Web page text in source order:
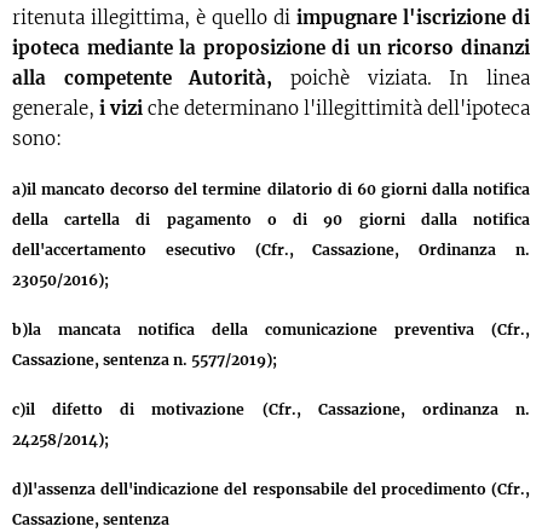
ritenuta illegittima, è quello di impugnare l'iscrizione di
ipoteca mediante la proposizione di un ricorso dinanzi
alla competente Autorità, poichè viziata. In linea
generale, i vizi che determinano l'illegittimità dell'ipoteca
sono:
a)il mancato decorso del termine dilatorio di 60 giorni dalla notifica
della cartella di pagamento o di 90 giorni dalla notifica
dell'accertamento esecutivo (Cfr., Cassazione, Ordinanza n.
23050/2016);
b)la mancata notifica della comunicazione preventiva (Cfr.,
Cassazione, sentenza n. 5577/2019);
c)il difetto di motivazione (Cfr., Cassazione, ordinanza n.
24258/2014);
d)l'assenza dell'indicazione del responsabile del procedimento (Cfr.,
Cassazione, sentenza